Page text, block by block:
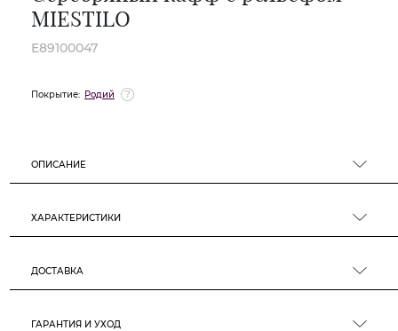
MIESTILO
E89100047
Покрытие: Родий
ОПИСАНИЕ
ХАРАКТЕРИСТИКИ
ДОСТАВКА
ГАРАНТИЯ И УХОД